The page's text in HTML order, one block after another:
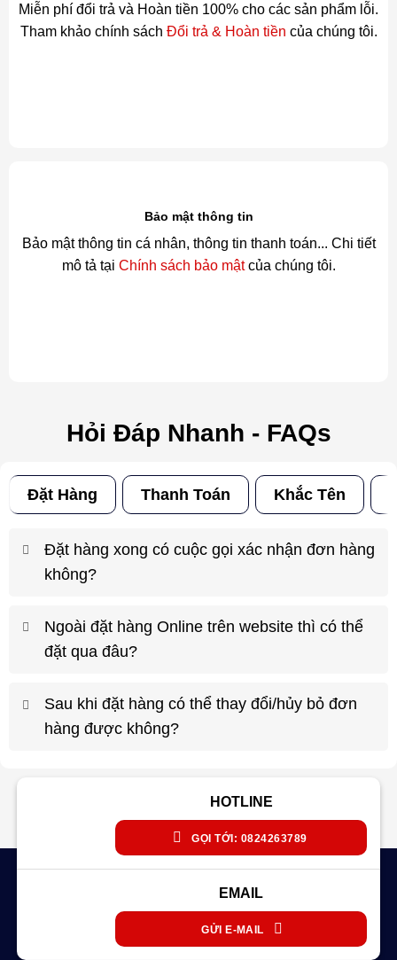
Miễn phí đổi trả và Hoàn tiền 100% cho các sản phẩm lỗi.
Tham khảo chính sách Đổi trả & Hoàn tiền của chúng tôi.
Bảo mật thông tin
Bảo mật thông tin cá nhân, thông tin thanh toán... Chi tiết
mô tả tại Chính sách bảo mậtcủa chúng tôi.
Hỏi Đáp Nhanh - FAQs
Đặt Hàng Thanh Toán Khắc Tên
Đặt hàng xong có cuộc gọi xác nhận đơn hàng
không?
Ngoài đặt hàng Online trên website thì có thể
đặt qua đâu?
Sau khi đặt hàng có thể thay đổi/hủy bỏ đơn
hàng được không?
HOTLINE
GỌI TỚI: 0824263789
EMAIL
GỬI E-MAIL